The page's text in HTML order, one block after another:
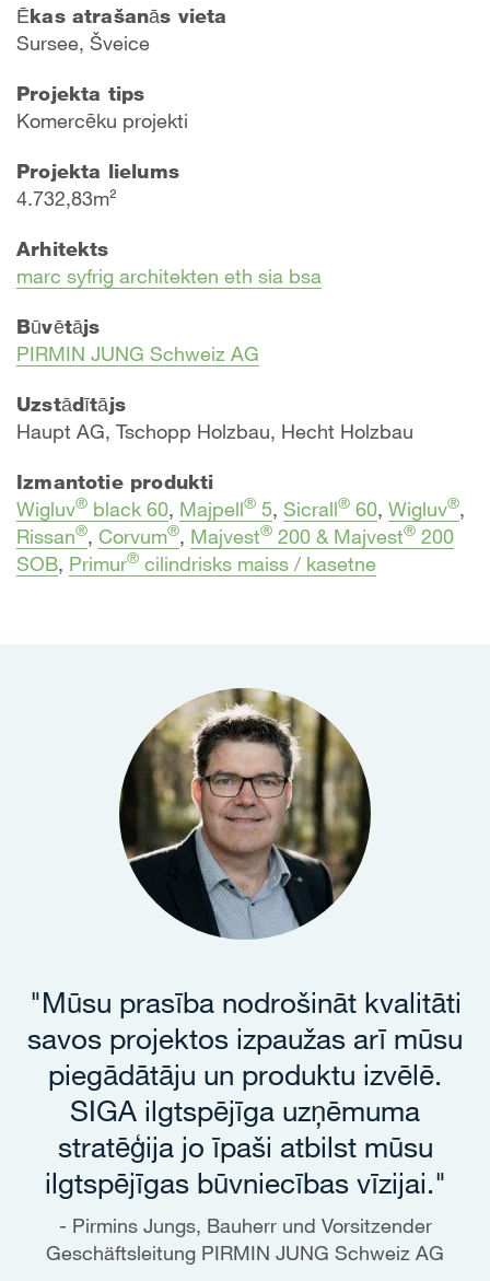
Ēkas atrašanās vieta
Sursee, Šveice
Projekta tips
Komercēku projekti
Projekta lielums
4.732,83m²
Arhitekts
marc syfrig architekten eth sia bsa
Būvētājs
PIRMIN JUNG Schweiz AG
Uzstādītājs
Haupt AG, Tschopp Holzbau, Hecht Holzbau
Izmantotie produkti
Wigluv® black 60, Majpell® 5, Sicrall® 60, Wigluv®,
Rissan®, Corvum®, Majvest® 200 & Majvest® 200
SOB, Primur® cilindrisks maiss / kasetne
"Mūsu prasība nodrošināt kvalitāti
savos projektos izpaužas arī mūsu
piegādātāju un produktu izvēlē.
SIGA ilgtspējīga uzņēmuma
stratēģija jo īpaši atbilst mūsu
ilgtspējīgas būvniecības vīzijai."
Pirmins Jungs, Bauherr und Vorsitzender
Geschäftsleitung PIRMIN JUNG Schweiz AG